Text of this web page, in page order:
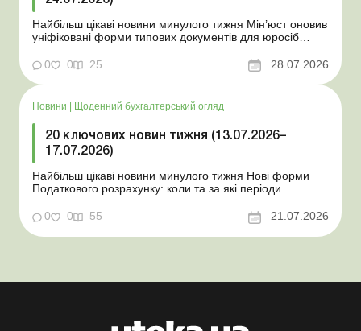
Найбільш цікаві новини минулого тижня Мін’юст оновив
уніфіковані форми типових документів для юросіб
координаційного центру з організації бронювання У
працівника виявлено статус «у розшуку»: що потрібно
0 0 25 28.07.2026
Новини Щоденний бухгалтерський огляд
20 ключових новин тижня (13.07.2026–
17.07.2026)
Найбільш цікаві новини минулого тижня Нові форми
Податкового розрахунку: коли та за які періоди
відстрочки від призову під час мобілізації удосконалено
Кабмін утворив Координаційний центр з організації
бронювання військовозобов’язаних Верховна ...
0 0 55 21.07.2026